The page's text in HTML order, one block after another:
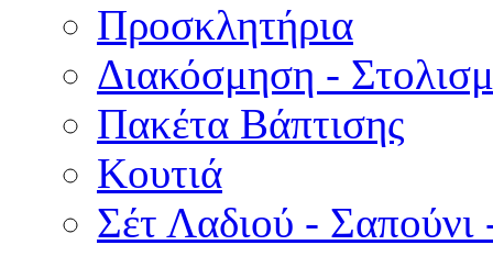
Προσκλητήρια
Διακόσμηση -
Πακέτα Βάπτισης
Κουτιά
Σέτ Λαδιού - Σαπούνι